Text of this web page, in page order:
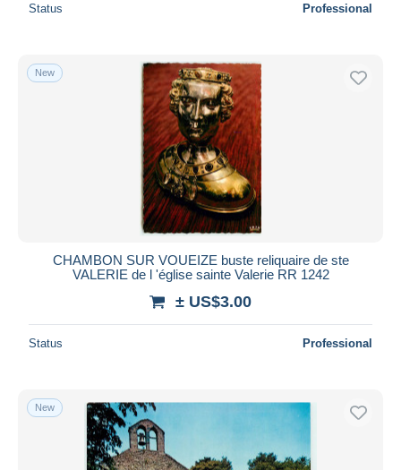
Status Professional
New
CHAMBON SUR VOUEIZE buste reliquaire de ste
VALERIE de l 'église sainte Valerie RR 1242
± US$3.00
Status Professional
New